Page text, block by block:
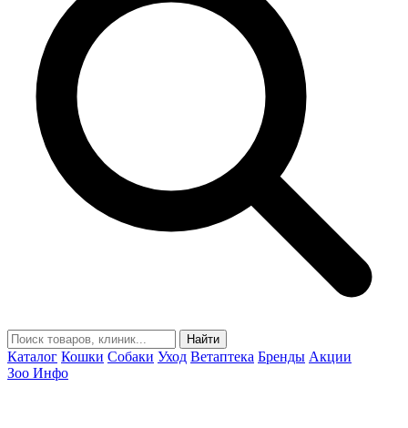
Найти
Каталог Кошки Собаки Уход Ветаптека Бренды Акции
Зоо Инфо